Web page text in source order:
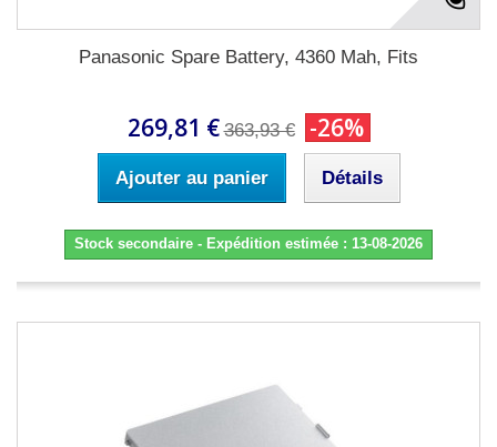
Panasonic Spare Battery, 4360 Mah, Fits
269,81 € 363,93 € -26%
Ajouter au panier Détails
Stock secondaire - Expédition estimée : 13-08-2026